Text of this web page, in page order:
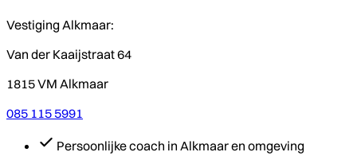
Vestiging Alkmaar:
Van der Kaaijstraat 64
1815 VM Alkmaar
085 115 5991
Persoonlijke coach in Alkmaar en omgeving